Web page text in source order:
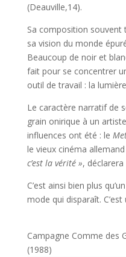
(Deauville,14).
Sa composition souvent
sa vision du monde
Beaucoup de noir et
fait pour se concentrer
outil de travail : la
Le caractère narratif de
grain onirique à un
influences ont été : le
le vieux cinéma
c’est la vérité »,
C’est ainsi bien plus
mode qui disparaît.
Campagne Comme des
(1988)